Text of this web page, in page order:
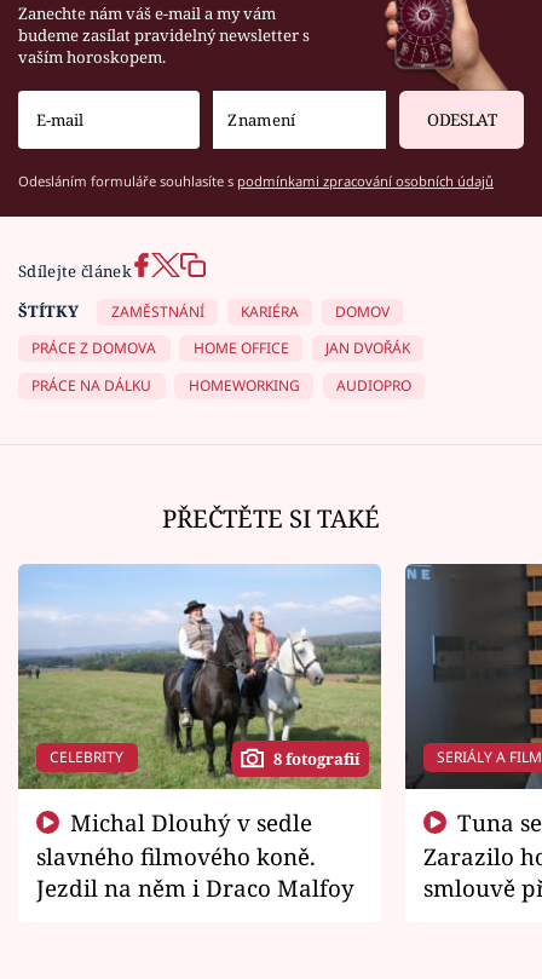
Zanechte nám váš e-mail a my vám
budeme zasílat pravidelný newsletter s
vaším horoskopem.
ODESLAT
Odesláním formuláře souhlasíte s podmínkami zpracování osobních údajů
Sdílejte článek
ŠTÍTKY
ZAMĚSTNÁNÍ KARIÉRA
DOMOV
PRÁCE Z DOMOVA
HOME OFFICE
JAN DVOŘÁK
PRÁCE NA DÁLKU
HOMEWORKING AUDIOPRO
PŘEČTĚTE SI TAKÉ
CELEBRITY 8 fotografií
slavného filmového koně.
Jezdil na něm i Draco Malfoy
SERIÁLY A
Zarazilo
smlouvě